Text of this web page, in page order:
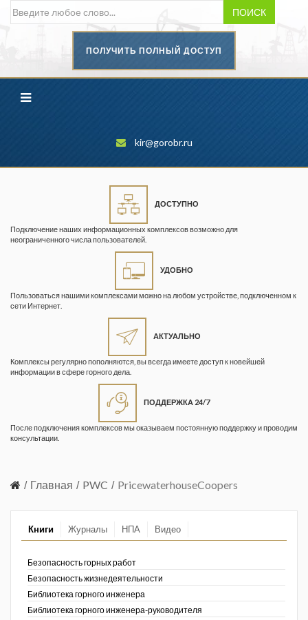
ПОИСК
ПОЛУЧИТЬ ПОЛНЫЙ ДОСТУП
kir@gorobr.ru
ДОСТУПНО
Подключение наших информационных комплексов возможно для
неограниченного числа пользователей.
УДОБНО
Пользоваться нашими комплексами можно на любом устройстве, подключенном к
сети Интернет.
АКТУАЛЬНО
Комплексы регулярно пополняются, вы всегда имеете доступ к новейшей
информации в сфере горного дела.
ПОДДЕРЖКА 24/7
После подключения комплексов мы оказываем постоянную поддержку и проводим
консультации.
Главная PWC PricewaterhouseCoopers
Книги Журналы НПА Видео
Безопасность горных работ
Безопасность жизнедеятельности
Библиотека горного инженера
Библиотека горного инженера-руководителя
промышленности
Геопрофи
Горнопромышленные ведомости
Кузбасса. Информационный
безопасность»
Информационный бюллетень
атомному надзору
Маркшейдерия и недропользование
Медицина катастроф
Минеральные ресурсы России